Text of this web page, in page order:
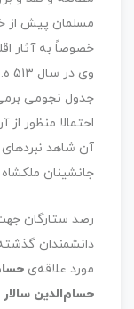
مسلمان پیش از
خصوصاً به آثار
جدول نجومی
احتمالا منظور
آن شاهد نبردهای
جانشینان
رصد ستارگان
دانشمندان
مورد علاقه‌ی
حسام‌الدین سالار